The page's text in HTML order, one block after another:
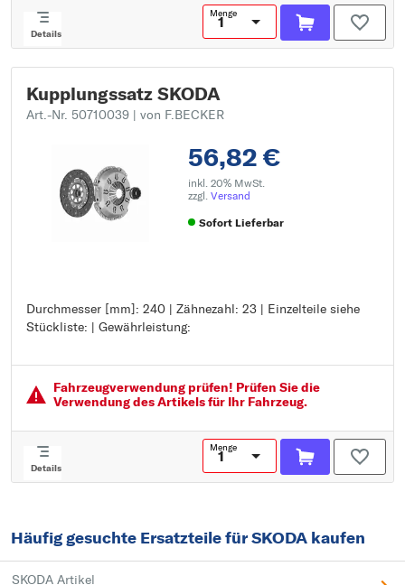
Details
Menge
Kupplungssatz SKODA
Art.-Nr. 50710039 | von F.BECKER
56,82 €
inkl. 20% MwSt.
zzgl. Versand
Sofort Lieferbar
Durchmesser [mm]: 240 | Zähnezahl: 23 | Einzelteile siehe
Stückliste: | Gewährleistung:
Durchmesser [mm]: 240
Zähnezahl: 23
Gewährleistung:
Fahrzeugver­wendung prüfen! Prüfen Sie die
Verwendung des Artikels für Ihr Fahrzeug.
Details
Menge
Häufig gesuchte Ersatzteile für SKODA kaufen
SKODA Artikel